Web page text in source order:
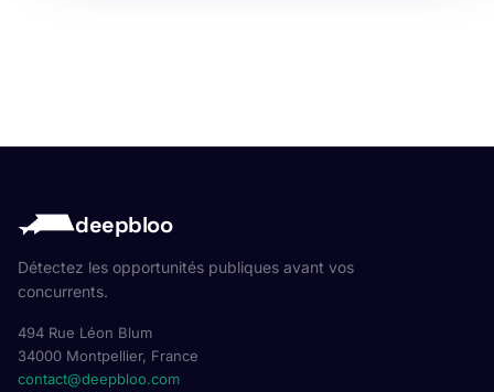
deepbloo
Détectez les opportunités publiques avant vos
concurrents.
494 Rue Léon Blum
34000 Montpellier, France
contact@deepbloo.com